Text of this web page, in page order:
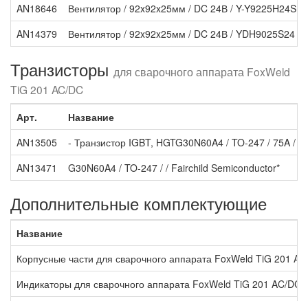
AN18646
Вентилятор / 92x92x25мм / DC 24В / Y-Y9225H24S
AN14379
Вентилятор / 92x92x25мм / DC 24В / YDH9025S24 /
Транзисторы для сварочного аппарата FoxWeld
TiG 201 AC/DC
Арт.
Название
AN13505
- Транзистор IGBT, HGTG30N60A4 / TO-247 / 75A /
AN13471
G30N60A4 / TO-247 / / Fairchild Semiconductor*
Дополнительные комплектующие
Название
Корпусные части для сварочного аппарата FoxWeld TiG 201
Индикаторы для сварочного аппарата FoxWeld TiG 201 AC/DC